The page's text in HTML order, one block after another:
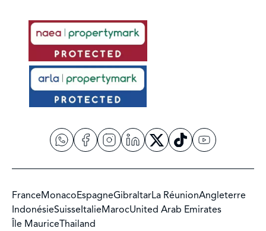
FranceMonacoEspagneGibraltarLa RéunionAngleterre
IndonésieSuisseItalieMarocUnited Arab Emirates
Île MauriceThailand